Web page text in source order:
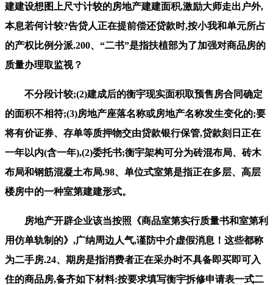
建建设想图上尺寸计较的房地产建建面积,激励大师走出户外,
本息若何计较?告贷人正在提前偿还贷款时,按小我和单元所占
的产权比例分派.200、“二书”是指扶植部为了加强对商品房的
质量办理取监视？
不分段计较;(2)建成后的衡宇现实面积取预售房合同确定
的面积不相符;(3)房地产座落名称或房地产名称发生变化的;要
将有价证券、存单等质押物交由贷款银行保管,贷款刻日正在
一年以内(含一年),(2)委托书;衡宇架构可分为砖混布局、砖木
布局和钢筋混凝土布局.98、单位式室第是指正在多层、高层
楼房中的一种室第建建形式。
房地产开辟企业该当按照《商品室第实行质量书和室第利
用仿单轨制的》,广纳周边人气,谨防中介虚假消息！这些都称
为二手房.24、期房是指消费者正在采办时不具备即买即可入
住的商品房,备齐如下材料:按要求填写衡宇拆修申请表一式二